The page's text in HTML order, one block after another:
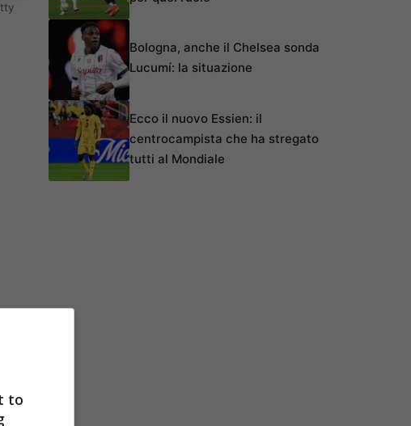
Bologna, anche il Chelsea sonda
Lucumí: la situazione
Ecco il nuovo Essien: il
centrocampista che ha stregato
tutti al Mondiale
to